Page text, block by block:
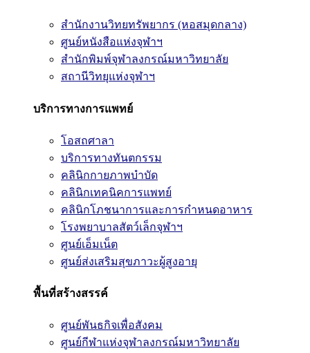
สำนักงานวิทยทรัพยากร (หอสมุดกลาง)
ศูนย์หนังสือแห่งจุฬาฯ
สำนักพิมพ์จุฬาลงกรณ์มหาวิทยาลัย
สถานีวิทยุแห่งจุฬาฯ
บริการทางการแพทย์
โอสถศาลา
บริการทางทันตกรรม
คลินิกกายภาพบำบัด
คลินิกเทคนิคการแพทย์
คลินิกโภชนาการและการกำหนดอาหาร
โรงพยาบาลสัตว์เล็กจุฬาฯ
ศูนย์เอ็มเน็ต
ศูนย์ส่งเสริมสุขภาวะผู้สูงอายุ
พื้นที่สร้างสรรค์
ศูนย์พันธกิจเพื่อสังคม
ศูนย์กีฬาแห่งจุฬาลงกรณ์มหาวิทยาลัย